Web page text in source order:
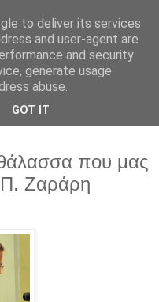
που μας
Π. Ζαράρη
to deliver its services
and user-agent are
and security
generate usage
abuse.
GOT IT